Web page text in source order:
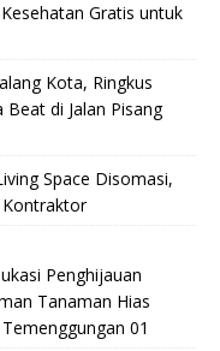
Gratis untuk
Kota, Ringkus
di Jalan Pisang
Space Disomasi,
Penghijauan
Tanaman Hias
01